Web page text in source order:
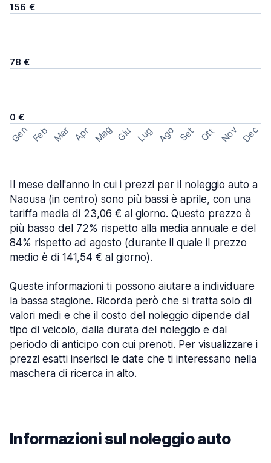
156 €
78 €
0 €
Gen Feb Mar Apr Mag Giu Lug Ago Set Ott Nov Dec
Il mese dell'anno in cui i prezzi per il noleggio auto a
Naousa (in centro) sono più bassi è aprile, con una
tariffa media di 23,06 € al giorno. Questo prezzo è
più basso del 72% rispetto alla media annuale e del
84% rispetto ad agosto (durante il quale il prezzo
medio è di 141,54 € al giorno).
Queste informazioni ti possono aiutare a individuare
la bassa stagione. Ricorda però che si tratta solo di
valori medi e che il costo del noleggio dipende dal
tipo di veicolo, dalla durata del noleggio e dal
periodo di anticipo con cui prenoti. Per visualizzare i
prezzi esatti inserisci le date che ti interessano nella
maschera di ricerca in alto.
Informazioni sul noleggio auto